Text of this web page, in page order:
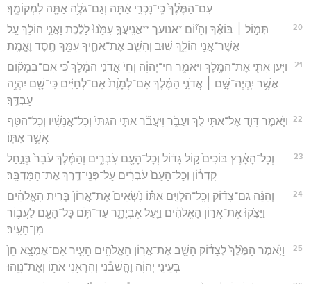
עִם־הַמֶּ֙לֶךְ֙ כִּֽי־נָכְרִ֣י אַ֔תָּה וְגַם־גֹּלֶ֥ה אַתָּ֖ה לִמְקוֹמֶֽךָ׃
20
תְּמ֣וֹל ׀ בּוֹאֶ֗ךָ וְהַיּ֞וֹם *אנועך **אֲנִֽיעֲךָ֤ עִמָּ֙נוּ֙ לָלֶ֔כֶת וַאֲנִ֣י הוֹלֵ֔ךְ עַ֥ל
אֲשֶׁר־אֲנִ֖י הוֹלֵ֑ךְ שׁ֣וּב וְהָשֵׁ֧ב אֶת־אַחֶ֛יךָ עִמָּ֖ךְ חֶ֥סֶד וֶאֱמֶֽת׃
21
וַיַּ֧עַן אִתַּ֛י אֶת־הַמֶּ֖לֶךְ וַיֹּאמַ֑ר חַי־יְהוָ֗ה וְחֵי֙ אֲדֹנִ֣י הַמֶּ֔לֶךְ כִּ֠י אִם־בִּמְק֞וֹם
אֲשֶׁ֥ר יִֽהְיֶה־שָּׁ֣ם ׀ אֲדֹנִ֣י הַמֶּ֗לֶךְ אִם־לְמָ֙וֶת֙ אִם־לְחַיִּ֔ים כִּי־שָׁ֖ם יִהְיֶ֥ה
עַבְדֶּֽךָ׃
22
וַיֹּ֧אמֶר דָּוִ֛ד אֶל־אִתַּ֖י לֵ֣ךְ וַעֲבֹ֑ר וַֽיַּעֲבֹ֞ר אִתַּ֤י הַגִּתִּי֙ וְכָל־אֲנָשָׁ֔יו וְכָל־הַטַּ֖ף
אֲשֶׁ֥ר אִתּֽוֹ׃
23
וְכָל־הָאָ֗רֶץ בּוֹכִים֙ ק֣וֹל גָּד֔וֹל וְכָל־הָעָ֖ם עֹֽבְרִ֑ים וְהַמֶּ֗לֶךְ עֹבֵר֙ בְּנַ֣חַל
קִדְר֔וֹן וְכָל־הָעָם֙ עֹבְרִ֔ים עַל־פְּנֵי־דֶ֖רֶךְ אֶת־הַמִּדְבָּֽר׃
24
וְהִנֵּ֨ה גַם־צָד֜וֹק וְכָֽל־הַלְוִיִּ֣ם אִתּ֗וֹ נֹֽשְׂאִים֙ אֶת־אֲרוֹן֙ בְּרִ֣ית הָאֱלֹהִ֔ים
וַיַּצִּ֙קוּ֙ אֶת־אֲר֣וֹן הָאֱלֹהִ֔ים וַיַּ֖עַל אֶבְיָתָ֑ר עַד־תֹּ֥ם כָּל־הָעָ֖ם לַעֲב֥וֹר
מִן־הָעִֽיר׃
25
וַיֹּ֤אמֶר הַמֶּ֙לֶךְ֙ לְצָד֔וֹק הָשֵׁ֛ב אֶת־אֲר֥וֹן הָאֱלֹהִ֖ים הָעִ֑יר אִם־אֶמְצָ֥א חֵן֙
בְּעֵינֵ֣י יְהוָ֔ה וֶהֱשִׁבַ֕נִי וְהִרְאַ֥נִי אֹת֖וֹ וְאֶת־נָוֵֽהוּ׃